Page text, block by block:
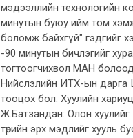
мэдээллийн технологийн
минутын буюу ийм том
боломж байхгүй" гэдгийг
-90 минутын бичлэгийг
тогтоогчихвол МАН
Нийслэлийн ИТХ-ын дарга
тооцох бол. Хуулийн
Ж.Батзандан: Олон хуулийг
төрийн эрх мэдлийг хууль